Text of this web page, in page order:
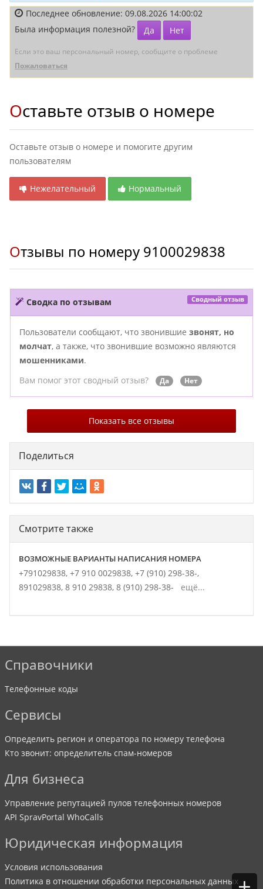
Последнее обновление: 09.08.2026 14:00:02
Была информация полезной?
Да Нет
Если это ваш персональный номер, сообщите о проблеме
Пожаловаться
Оставьте отзыв о номере
Оставьте отзыв о номере и помогите другим
пользователям
Нежелательный Нормальный
Отзывы по номеру 9100029838
Сводка по отзывам Сводный отзыв
Пользователи сообщают, что звонившие звонят, но
молчат, а также, что звонившие возможно являются
мошенниками.
Вам помог этот сводный отзыв?
Да Нет
Показать все отзывы
Поделиться
Смотрите также
ВОЗМОЖНЫЕ ВАРИАНТЫ НАПИСАНИЯ НОМЕРА
+791029838, +7 910 0029838, +7 (910) 298-38-,
891029838, 8 910 29838, 8 (910) 298-38- ещё...
Справочники
Телефонные коды
Сервисы
Определить регион и оператора по номеру телефона
Кто звонит: определитель спам-номеров
Для бизнеса
Управление репутацией пулов телефонных номеров
API SpravPortal WhoCalls
Юридическая информация
Условия использования
Политика в отношении обработки персональных данных